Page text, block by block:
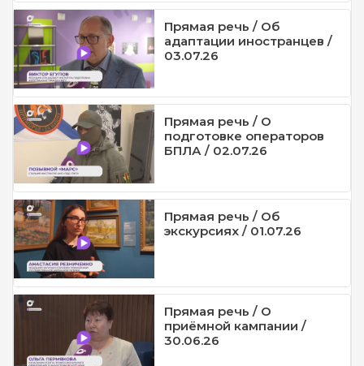
Прямая речь / Об
адаптации иностранцев /
03.07.26
Прямая речь / О
подготовке операторов
БПЛА / 02.07.26
Прямая речь / Об
экскурсиях / 01.07.26
Прямая речь / О
приёмной кампании /
30.06.26